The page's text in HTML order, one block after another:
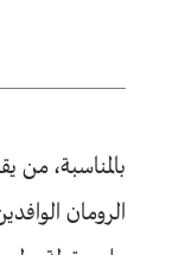
بالمناسبة،
الرومان